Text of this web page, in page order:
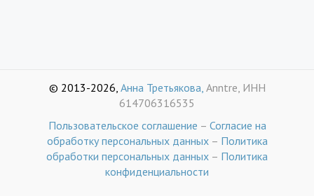
© 2013-2026, Анна Третьякова, Anntre, ИНН
614706316535
Пользовательское соглашение – Согласие на
обработку персональных данных– Политика
обработки персональных данных – Политика
конфиденциальности